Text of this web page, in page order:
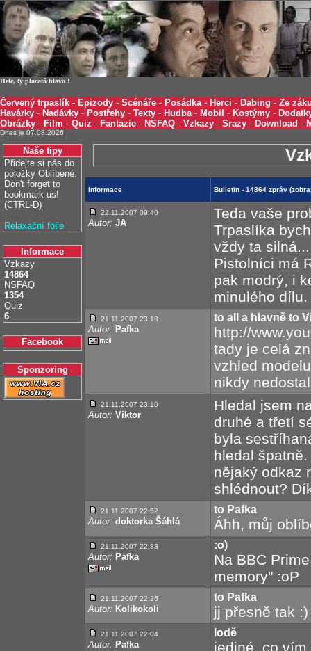
Hele, ty placatá hlavo !
Červený trpaslík - Epizody - Scénáře - Posádka- Herci - Dabing - Ze
Havárky - Nadávky - Postřehy - Texty - Hudba- Mobil - Kostýmy -
Obrázky - Film - Quiz - Fantazie - NSFAQ - Vzkazy - Srazy - Download -
Dnes je 07.08.2026
Naše tipy
Přidejte si nás do
položky Oblíbené.
Don't forget to
bookmark us!
(CTRL-D)
Relaxační folie
Informace
Vzkazy
14864
NSFAQ
1354
Quiz
6
Facebook
Sponzoring
Informace Bulletin - 14864 zpráv
22.11.2007 09:40
Autor: JA
Teda vaše
Trpaslíka
vždy ta
Pistolníci má
pak modrý, i
minulého dílu.
21.11.2007 23:18
Autor: Pafka
to all a hlavně to
http://
tady je celá
vzhled
nikdy
21.11.2007 23:10
Autor: Viktor
Hledal jsem
druhé a třetí
byla
hledal
nějaký odkaz
shlédnout?
21.11.2007 22:52
Autor: doktorka Šáhlá
to Pafka
Áhh, můj
21.11.2007 22:33
Autor: Pafka
:o)
Na BBC
memory" :oP
21.11.2007 22:26
Autor: Kolikokoli
to Pafka
jj přesně tak :)
21.11.2007 22:04
Autor: Pafka
lodě
jediné, co